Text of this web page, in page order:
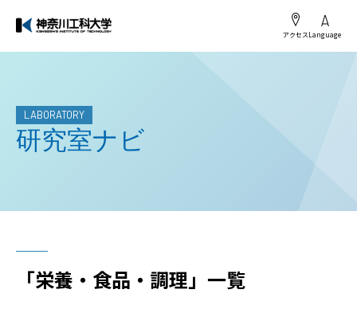
アクセスLanguage
LABORATORY
研究室ナビ
「栄養・食品・調理」一覧